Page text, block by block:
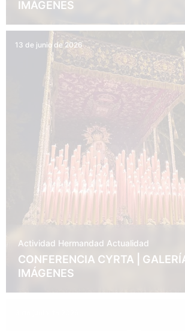
IMÁGENES
13 de junio de 2026
Actividad Hermandad Actualidad
CONFERENCIA CYRTA |
IMÁGENES